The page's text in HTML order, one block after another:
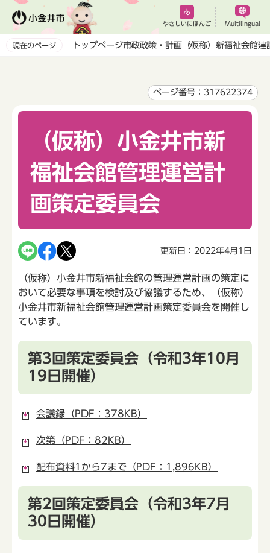
ペ
やさしいにほんご Multilingual
現在のページ トップページ市政政策・計画 （仮称）新福祉会館建
ページ番号：317622374
（仮称）小金井市新
福祉会館管理運営計
画策定委員会
更新日：2022年4月1日
（仮称）小金井市新福祉会館の管理運営計画の策定に
おいて必要な事項を検討及び協議するため、（仮称）
小金井市新福祉会館管理運営計画策定委員会を開催し
ています。
第3回策定委員会（令和3年10月
19日開催）
会議録（PDF：378KB）
次第（PDF：82KB）
配布資料1から7まで（PDF：1,896KB）
第2回策定委員会（令和3年7月
30日開催）